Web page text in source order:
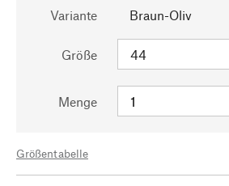
Variante Braun-Oliv
Größe
Menge
Größentabelle